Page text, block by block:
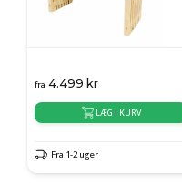
fra 4.499 kr
LÆG I KURV
Fra 1-2 uger